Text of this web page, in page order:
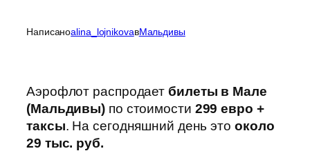
Написаноalina_lojnikovaвМальдивы
Аэрофлот распродает билеты в Мале
(Мальдивы) по стоимости 299 евро +
таксы. На сегодняшний день это около
29 тыс. руб.